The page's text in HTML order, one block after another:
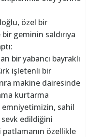
özel bir
geminin saldırıya
bir yabancı bayraklı
işletenli bir
makine dairesinde
kurtarma
emniyetimizin, sahil
edildiğini
özellikle